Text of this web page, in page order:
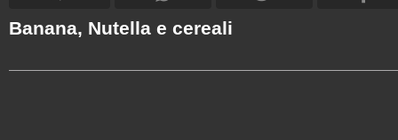
Banana, Nutella e cereali